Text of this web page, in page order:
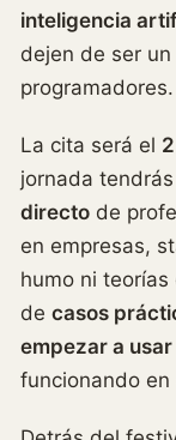
inteligencia
dejen de ser
programadores.
La cita será el
jornada
directo de
en empresas,
humo ni
de casos
empezar a usar
funcionando